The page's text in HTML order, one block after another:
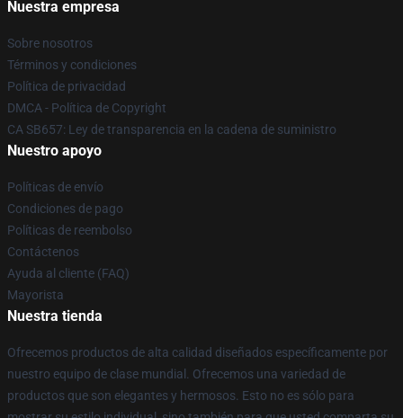
Nuestra empresa
Sobre nosotros
Términos y condiciones
Política de privacidad
DMCA - Política de Copyright
CA SB657: Ley de transparencia en la cadena de suministro
Nuestro apoyo
Políticas de envío
Condiciones de pago
Políticas de reembolso
Contáctenos
Ayuda al cliente (FAQ)
Mayorista
Nuestra tienda
Ofrecemos productos de alta calidad diseñados específicamente por
nuestro equipo de clase mundial. Ofrecemos una variedad de
productos que son elegantes y hermosos. Esto no es sólo para